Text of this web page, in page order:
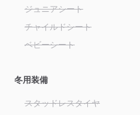
ジュニアシート
チャイルドシート
ベビーシート
冬用装備
スタッドレスタイヤ